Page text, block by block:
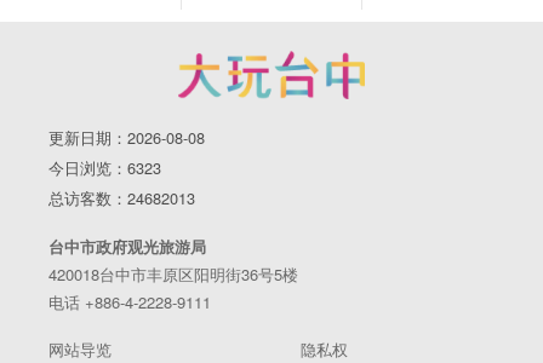
更新日期：2026-08-08
今日浏览：6323
总访客数：24682013
台中市政府观光旅游局
420018台中市丰原区阳明街36号5楼
电话 +886-4-2228-9111
网站导览
隐私权